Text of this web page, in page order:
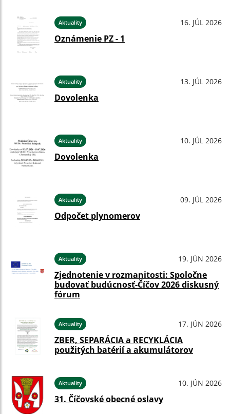
Aktuality 16. JÚL 2026
Oznámenie PZ - 1
Aktuality 13. JÚL 2026
Dovolenka
Aktuality 10. JÚL 2026
Dovolenka
Aktuality 09. JÚL 2026
Odpočet plynomerov
Aktuality 19. JÚN 2026
Zjednotenie v rozmanitosti: Spoločne
budovať budúcnosť-Číčov 2026 diskusný
fórum
Aktuality 17. JÚN 2026
ZBER, SEPARÁCIA a RECYKLÁCIA
použitých batérií a akumulátorov
Aktuality 10. JÚN 2026
31. Číčovské obecné oslavy